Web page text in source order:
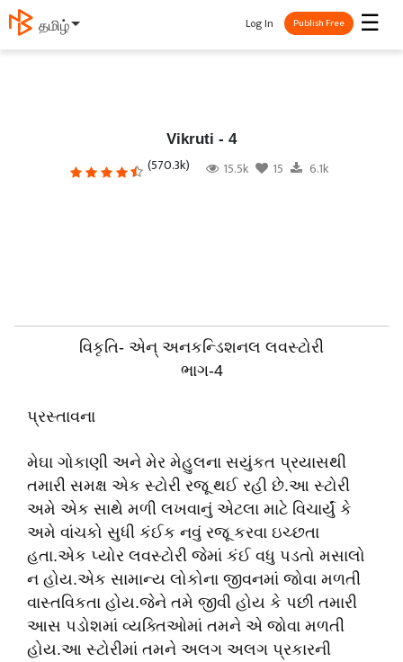
தமிழ் ☰
Log In Publish Free
Vikruti - 4
(570.3k) 15.5k 15 6.1k
વિકૃતિ- એન્ અનકન્ડિશનલ લવસ્ટોરી
ભાગ-4
પ્રસ્તાવના
મેઘા ગોકાણી અને મેર મેહુલના સયુંકત પ્રયાસથી
તમારી સમક્ષ એક સ્ટોરી રજૂ થઈ રહી છે.આ સ્ટોરી
અમે એક સાથે મળી લખવાનું એટલા માટે વિચાર્યું કે
અમે વાંચકો સુધી કંઈક નવું રજૂ કરવા ઇચ્છતા
હતા.એક પ્યોર લવસ્ટોરી જેમાં કંઈ વધુ પડતો મસાલો
ન હોય.એક સામાન્ય લોકોના જીવનમાં જોવા મળતી
વાસ્તવિકતા હોય.જેને તમે જીવી હોય કે પછી તમારી
આસ પડોશમાં વ્યક્તિઓમાં તમને એ જોવા મળતી
હોય.આ સ્ટોરીમાં તમને અલગ અલગ પ્રકારની